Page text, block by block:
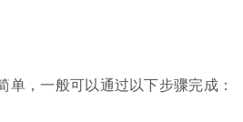
单，一般可以通过以下步骤完成：